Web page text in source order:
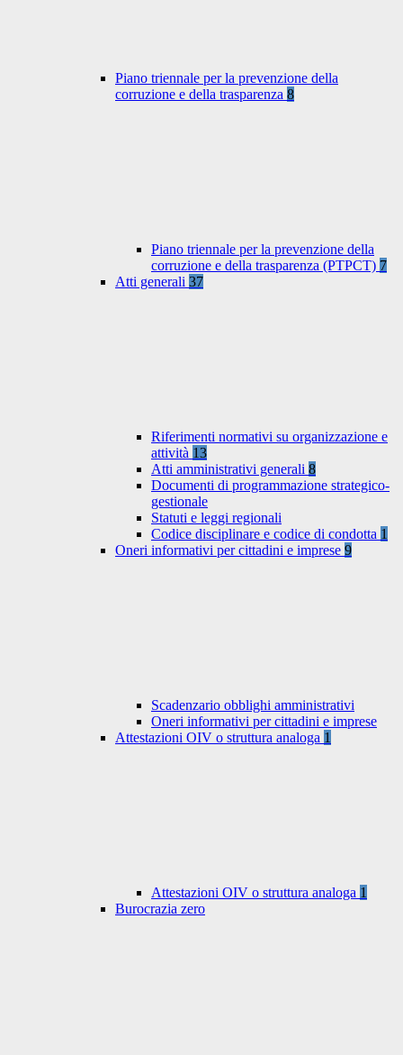
Piano triennale per la prevenzione della
corruzione e della trasparenza 8
Piano triennale per la prevenzione della
corruzione e della trasparenza (PTPCT) 7
Atti generali 37
Riferimenti normativi su organizzazione e
attività 13
Atti amministrativi generali 8
Documenti di programmazione strategico-
gestionale
Statuti e leggi regionali
Codice disciplinare e codice di condotta 1
Oneri informativi per cittadini e imprese 9
Scadenzario obblighi amministrativi
Oneri informativi per cittadini e imprese
Attestazioni OIV o struttura analoga 1
Attestazioni OIV o struttura analoga 1
Burocrazia zero